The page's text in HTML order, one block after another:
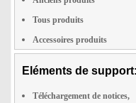
Tous produits
Accessoires produits
Eléments de support:
Téléchargement de notices,